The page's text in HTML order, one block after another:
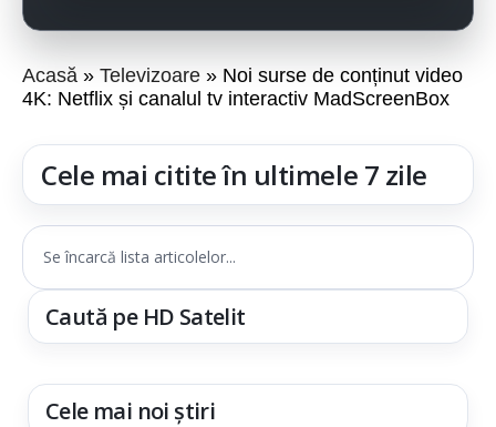
Acasă Televizoare
Noi surse de conținut video
4K: Netflix și canalul tv interactiv MadScreenBox
Cele mai citite în ultimele 7 zile
Se încarcă lista articolelor...
Caută pe HD Satelit
Cele mai noi știri